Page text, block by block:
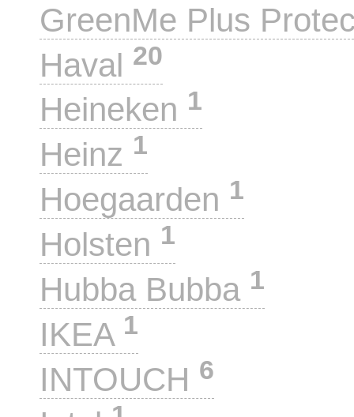
GreenMe Plus
Haval 20
Heineken 1
Heinz 1
Hoegaarden 1
Holsten 1
Hubba Bubba 1
IKEA 1
INTOUCH 6